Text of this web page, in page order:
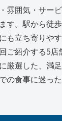
雰囲気・サー
す。駅から徒歩
も立ち寄りや
ご紹介する5店
厳選した、満
の食事に迷っ